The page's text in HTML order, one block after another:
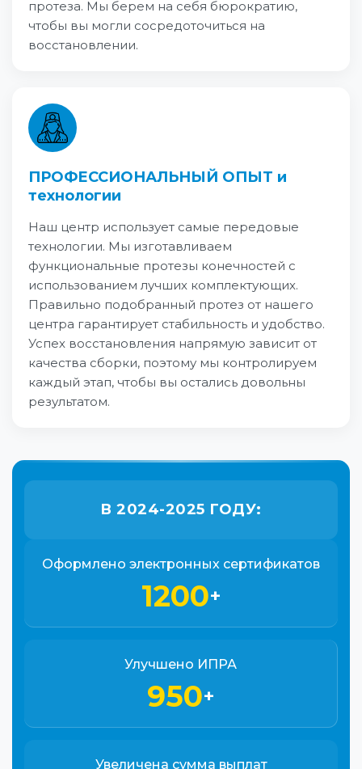
протеза. Мы берем на себя бюрократию,
чтобы вы могли сосредоточиться на
восстановлении.
ПРОФЕССИОНАЛЬНЫЙ ОПЫТ и
технологии
Наш центр использует самые передовые
технологии. Мы изготавливаем
функциональные протезы конечностей с
использованием лучших комплектующих.
Правильно подобранный протез от нашего
центра гарантирует стабильность и удобство.
Успех восстановления напрямую зависит от
качества сборки, поэтому мы контролируем
каждый этап, чтобы вы остались довольны
результатом.
В 2024-2025 ГОДУ:
Оформлено электронных сертификатов
1200+
Улучшено ИПРА
950+
Увеличена сумма выплат